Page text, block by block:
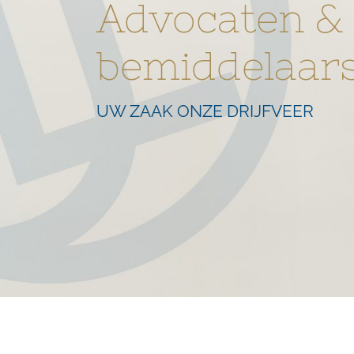
Advocaten &
UW ZAAK ONZE DRIJFVEER